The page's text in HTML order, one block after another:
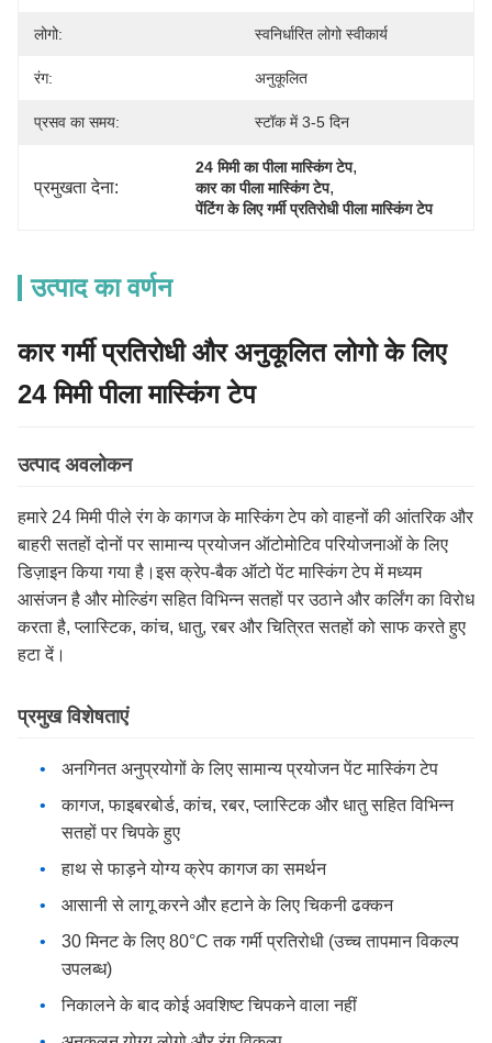
लोगो: स्वनिर्धारित लोगो स्वीकार्य
रंग: अनुकूलित
प्रसव का समय: स्टॉक में 3-5 दिन
प्रमुखता देना:
24 मिमी का पीला मास्किंग टेप,
कार का पीला मास्किंग टेप,
पेंटिंग के लिए गर्मी प्रतिरोधी पीला मास्किंग टेप
उत्पाद का वर्णन
कार गर्मी प्रतिरोधी और अनुकूलित लोगो के लिए
24 मिमी पीला मास्किंग टेप
उत्पाद अवलोकन
हमारे 24 मिमी पीले रंग के कागज के मास्किंग टेप को वाहनों की आंतरिक और
बाहरी सतहों दोनों पर सामान्य प्रयोजन ऑटोमोटिव परियोजनाओं के लिए
डिज़ाइन किया गया है।इस क्रेप-बैक ऑटो पेंट मास्किंग टेप में मध्यम
आसंजन है और मोल्डिंग सहित विभिन्न सतहों पर उठाने और कर्लिंग का विरोध
करता है, प्लास्टिक, कांच, धातु, रबर और चित्रित सतहों को साफ करते हुए
हटा दें।
प्रमुख विशेषताएं
अनगिनत अनुप्रयोगों के लिए सामान्य प्रयोजन पेंट मास्किंग टेप
कागज, फाइबरबोर्ड, कांच, रबर, प्लास्टिक और धातु सहित विभिन्न
सतहों पर चिपके हुए
हाथ से फाड़ने योग्य क्रेप कागज का समर्थन
आसानी से लागू करने और हटाने के लिए चिकनी ढक्कन
30 मिनट के लिए 80°C तक गर्मी प्रतिरोधी (उच्च तापमान विकल्प
उपलब्ध)
निकालने के बाद कोई अवशिष्ट चिपकने वाला नहीं